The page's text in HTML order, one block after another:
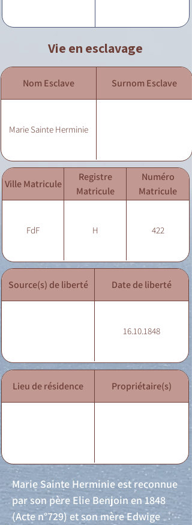
Vie en esclavage
Nom Esclave Surnom Esclave
Marie Sainte Herminie
Ville Matricule
Registre
Matricule
Numéro
Matricule
FdF H 422
Source(s) de liberté Date de liberté
16.10.1848
Lieu de résidence Propriétaire(s)
Marie Sainte Herminie est reconnue
par son père Elie Benjoin en 1848
(Acte n°729) et son mère Edwige